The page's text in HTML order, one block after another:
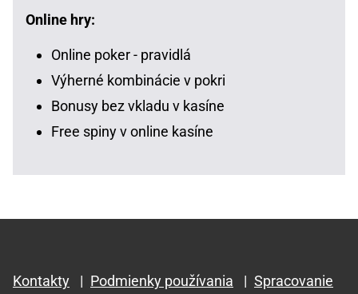
Online hry:
Online poker - pravidlá
Výherné kombinácie v pokri
Bonusy bez vkladu v kasíne
Free spiny v online kasíne
Kontakty | Podmienky používania | Spracovanie